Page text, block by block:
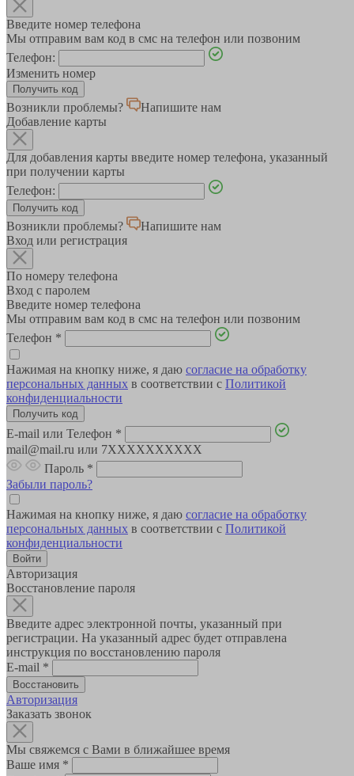
Введите номер телефона
Мы отправим вам код в смс на телефон или позвоним
Телефон:
Изменить номер
Возникли проблемы?
Напишите нам
Добавление карты
Для добавления карты введите номер телефона, указанный
при получении карты
Телефон:
Возникли проблемы?
Напишите нам
Вход или регистрация
По номеру телефона
Вход с паролем
Введите номер телефона
Мы отправим вам код в смс на телефон или позвоним
Телефон *
Нажимая на кнопку ниже, я даю согласие на обработку
персональных данных в соответствии с Политикой
конфиденциальности
E-mail или Телефон *
mail@mail.ru или 7XXXXXXXXXX
Пароль *
Забыли пароль?
Нажимая на кнопку ниже, я даю согласие на обработку
персональных данных в соответствии с Политикой
конфиденциальности
Авторизация
Восстановление пароля
Введите адрес электронной почты, указанный при
регистрации. На указанный адрес будет отправлена
инструкция по восстановлению пароля
E-mail *
Авторизация
Заказать звонок
Мы свяжемся с Вами в ближайшее время
Ваше имя *